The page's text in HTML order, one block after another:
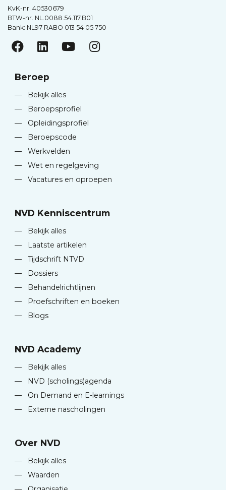
KvK-nr. 40530679
BTW-nr. NL.0088.54.117.B01
Bank: NL97 RABO 013 54 05 750
Beroep
—
Bekijk alles
—
Beroepsprofiel
—
Opleidingsprofiel
—
Beroepscode
—
Werkvelden
—
Wet en regelgeving
—
Vacatures en oproepen
NVD Kenniscentrum
—
Bekijk alles
—
Laatste artikelen
—
Tijdschrift NTVD
—
Dossiers
—
Behandelrichtlijnen
—
Proefschriften en boeken
—
Blogs
NVD Academy
—
Bekijk alles
—
NVD (scholings)agenda
—
On Demand en E-learnings
—
Externe nascholingen
Over NVD
—
Bekijk alles
—
Waarden